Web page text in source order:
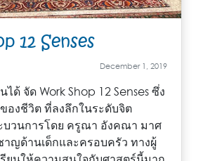
12 Senses
December 1, 2019
ได้ จัด Work Shop 12 Senses ซึ่ง
องชีวิต ที่ลงลึกในระดับจิต
วนการโดย ครูณา อังคณา มาศ
าญด้านเด็กและครอบครัว ทางผู้